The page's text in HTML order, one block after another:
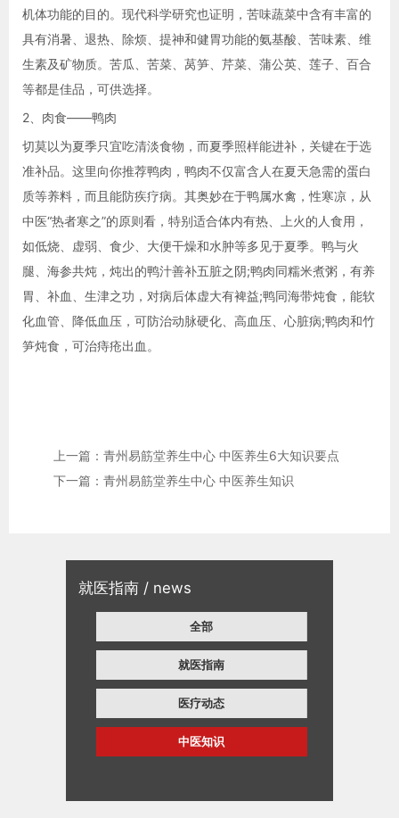
就医指南 / news
全部
就医指南
医疗动态
中医知识
机体功能的目的。现代科学研究也证明，苦味蔬菜中含有丰富的
具有消暑、退热、除烦、提神和健胃功能的氨基酸、苦味素、维
生素及矿物质。苦瓜、苦菜、莴笋、芹菜、蒲公英、莲子、百合
等都是佳品，可供选择。
2、肉食——鸭肉
切莫以为夏季只宜吃清淡食物，而夏季照样能进补，关键在于选
准补品。这里向你推荐鸭肉，鸭肉不仅富含人在夏天急需的蛋白
质等养料，而且能防疾疗病。其奥妙在于鸭属水禽，性寒凉，从
中医“热者寒之”的原则看，特别适合体内有热、上火的人食用，
如低烧、虚弱、食少、大便干燥和水肿等多见于夏季。鸭与火
腿、海参共炖，炖出的鸭汁善补五脏之阴;鸭肉同糯米煮粥，有养
胃、补血、生津之功，对病后体虚大有裨益;鸭同海带炖食，能软
化血管、降低血压，可防治动脉硬化、高血压、心脏病;鸭肉和竹
笋炖食，可治痔疮出血。
上一篇：青州易筋堂养生中心 中医养生6大知识要点
下一篇：青州易筋堂养生中心 中医养生知识